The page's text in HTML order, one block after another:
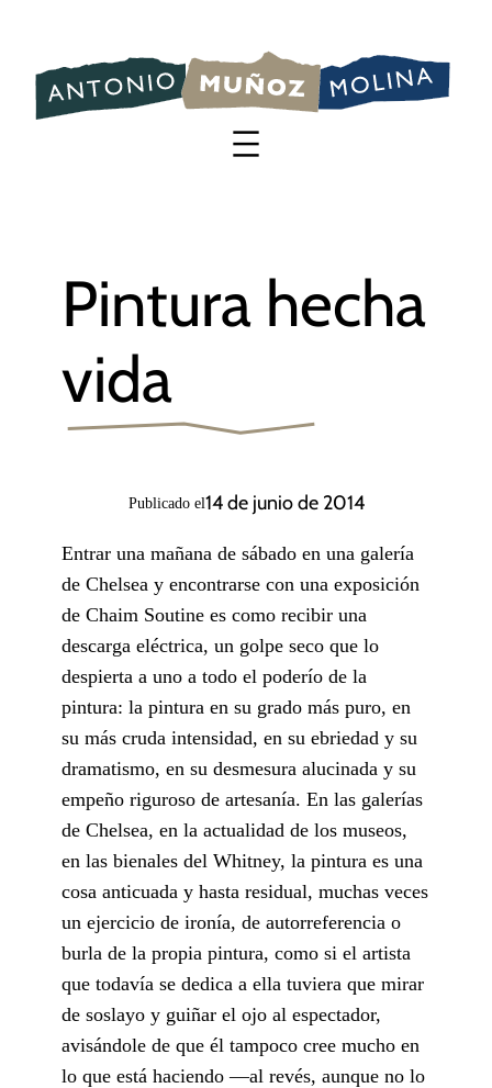
contenido
Pintura hecha
vida
Publicado el14 de junio de 2014
Entrar una mañana de sábado en una galería
de Chelsea y encontrarse con una exposición
de Chaim Soutine es como recibir una
descarga eléctrica, un golpe seco que lo
despierta a uno a todo el poderío de la
pintura: la pintura en su grado más puro, en
su más cruda intensidad, en su ebriedad y su
dramatismo, en su desmesura alucinada y su
empeño riguroso de artesanía. En las galerías
de Chelsea, en la actualidad de los museos,
en las bienales del Whitney, la pintura es una
cosa anticuada y hasta residual, muchas veces
un ejercicio de ironía, de autorreferencia o
burla de la propia pintura, como si el artista
que todavía se dedica a ella tuviera que mirar
de soslayo y guiñar el ojo al espectador,
avisándole de que él tampoco cree mucho en
lo que está haciendo —al revés, aunque no lo